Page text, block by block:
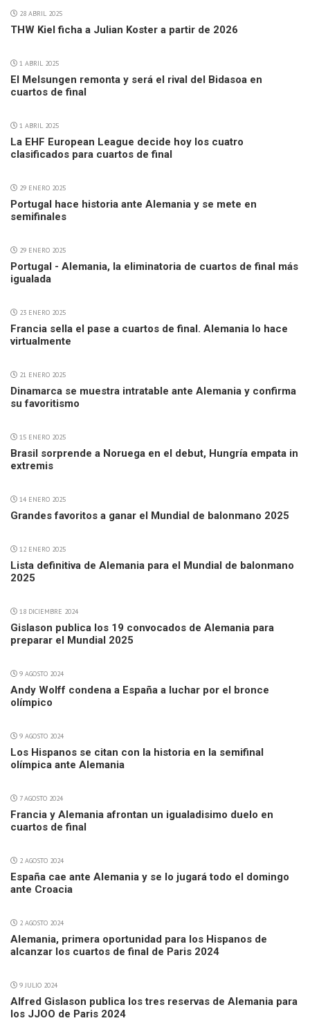
28 ABRIL 2025
THW Kiel ficha a Julian Koster a partir de 2026
1 ABRIL 2025
El Melsungen remonta y será el rival del Bidasoa en
cuartos de final
1 ABRIL 2025
La EHF European League decide hoy los cuatro
clasificados para cuartos de final
29 ENERO 2025
Portugal hace historia ante Alemania y se mete en
semifinales
29 ENERO 2025
Portugal - Alemania, la eliminatoria de cuartos de final más
igualada
23 ENERO 2025
Francia sella el pase a cuartos de final. Alemania lo hace
virtualmente
21 ENERO 2025
Dinamarca se muestra intratable ante Alemania y confirma
su favoritismo
15 ENERO 2025
Brasil sorprende a Noruega en el debut, Hungría empata in
extremis
14 ENERO 2025
Grandes favoritos a ganar el Mundial de balonmano 2025
12 ENERO 2025
Lista definitiva de Alemania para el Mundial de balonmano
2025
18 DICIEMBRE 2024
Gislason publica los 19 convocados de Alemania para
preparar el Mundial 2025
9 AGOSTO 2024
Andy Wolff condena a España a luchar por el bronce
olímpico
9 AGOSTO 2024
Los Hispanos se citan con la historia en la semifinal
olímpica ante Alemania
7 AGOSTO 2024
Francia y Alemania afrontan un igualadisimo duelo en
cuartos de final
2 AGOSTO 2024
España cae ante Alemania y se lo jugará todo el domingo
ante Croacia
2 AGOSTO 2024
Alemania, primera oportunidad para los Hispanos de
alcanzar los cuartos de final de Paris 2024
9 JULIO 2024
Alfred Gislason publica los tres reservas de Alemania para
los JJOO de Paris 2024